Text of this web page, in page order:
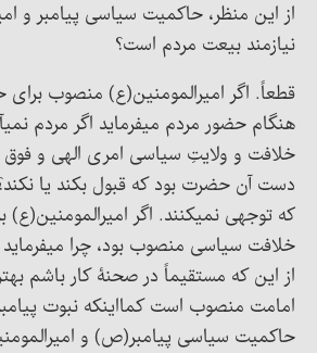
از این منظر، حاکمیت سیاسی پیامبر و
نیازمند بیعت مردم است؟
قطعاً. اگر امیرالمومنین(ع) منصوب برای
هنگام حضور مردم میفرماید اگر مردم
خلافت و ولایتِ سیاسی امری الهی و فوق
دست آن حضرت بود که قبول بکند یا
که توجهی نمیکنند. اگر
خلافت سیاسی منصوب بود، چرا
از این که مستقیماً در صحنۀ کار باشم
امامت منصوب است کمااینکه نبوت
حاکمیت سیاسی پیامبر(ص) و